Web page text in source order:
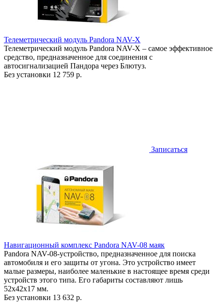
Телеметрический модуль Pandora NAV-X
Телеметрический модуль Pandora NAV-X – самое эффективное
средство, предназначенное для соединения с
автосигнализацией Пандора через Блютуз.
Без установки 12 759 р.
Записаться
Навигационный комплекс Pandora NAV-08 маяк
Pandora NAV-08-устройство, предназначенное для поиска
автомобиля и его защиты от угона. Это устройство имеет
малые размеры, наиболее маленькие в настоящее время среди
устройств этого типа. Его габариты составляют лишь
52х42х17 мм.
Без установки 13 632 р.